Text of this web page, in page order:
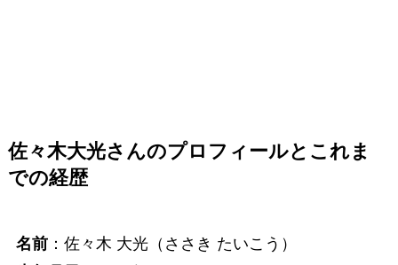
佐々木大光さんのプロフィールとこれま
での経歴
名前：佐々木 大光（ささき たいこう）